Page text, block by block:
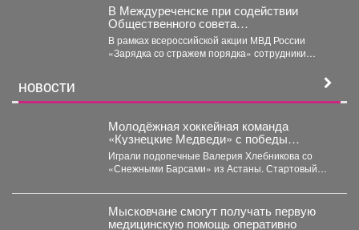
В Междуреченске при содействии
Общественного совета
полицейские провели утреннюю зарядку
для детей из лагеря дневного
пребывания
В рамках всероссийской акции МВД России
«Зарядка со стражем порядка» сотрудники
НОВОСТИ
Молодёжная хоккейная команда
«Кузнецкие Медведи» с победы
стартовала на предсезонном турнире в
Омске.
Играли подопечные Валерия Хлебникова со
«Снежными Барсами» из Астаны. Стартовый
Мысковчане смогут получать первую
медицинскую помощь оперативно